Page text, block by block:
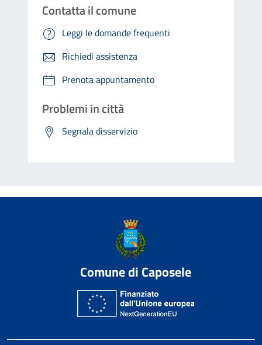
Contatta il comune
Leggi le domande frequenti
Richiedi assistenza
Prenota appuntamento
Problemi in città
Segnala disservizio
Comune di Caposele